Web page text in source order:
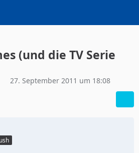
(und die TV Serie
27. September 2011 um 18:08